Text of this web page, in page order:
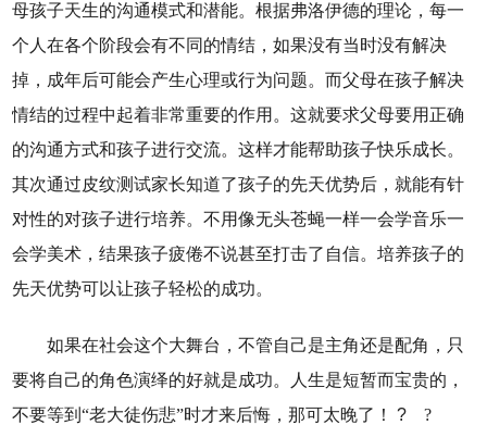
母孩子天生的沟通模式和潜能。根据弗洛伊德的理论，每一
个人在各个阶段会有不同的情结，如果没有当时没有解决
掉，成年后可能会产生心理或行为问题。而父母在孩子解决
情结的过程中起着非常重要的作用。这就要求父母要用正确
的沟通方式和孩子进行交流。这样才能帮助孩子快乐成长。
其次通过皮纹测试家长知道了孩子的先天优势后，就能有针
对性的对孩子进行培养。不用像无头苍蝇一样一会学音乐一
会学美术，结果孩子疲倦不说甚至打击了自信。培养孩子的
先天优势可以让孩子轻松的成功。
如果在社会这个大舞台，不管自己是主角还是配角，只
要将自己的角色演绎的好就是成功。人生是短暂而宝贵的，
不要等到“老大徒伤悲”时才来后悔，那可太晚了！
? ?